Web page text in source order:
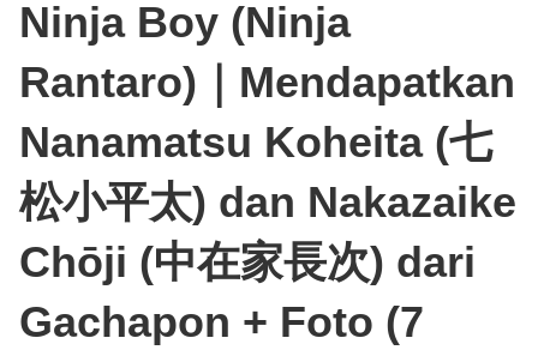
Ninja Boy (Ninja
Rantaro)｜Mendapatkan
Nanamatsu Koheita (七
松小平太) dan Nakazaike
Chōji (中在家長次) dari
Gachapon + Foto (7